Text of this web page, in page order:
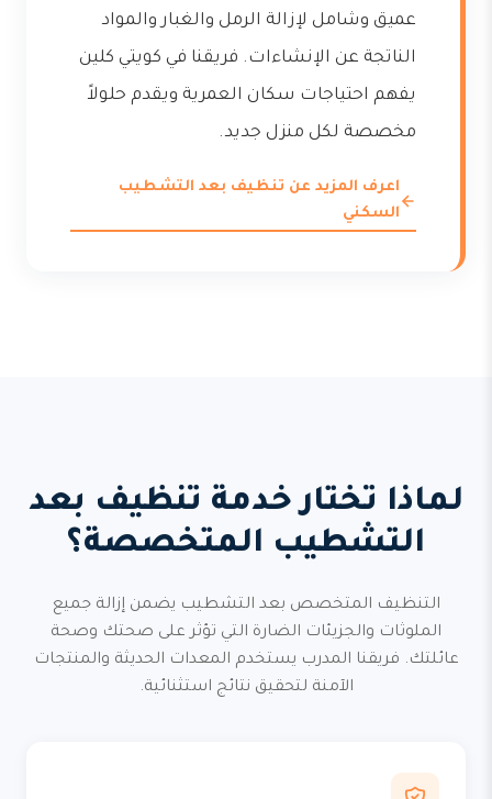
عميق وشامل لإزالة الرمل والغبار والمواد
الناتجة عن الإنشاءات. فريقنا في كويتي كلين
يفهم احتياجات سكان العمرية ويقدم حلولاً
مخصصة لكل منزل جديد.
اعرف المزيد عن تنظيف بعد التشطيب
السكني
لماذا تختار خدمة تنظيف بعد
التشطيب المتخصصة؟
التنظيف المتخصص بعد التشطيب يضمن إزالة جميع
الملوثات والجزيئات الضارة التي تؤثر على صحتك وصحة
عائلتك. فريقنا المدرب يستخدم المعدات الحديثة والمنتجات
الآمنة لتحقيق نتائج استثنائية.